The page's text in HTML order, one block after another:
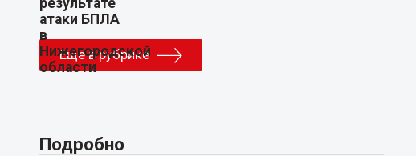
Еще в рубрике
Подробно